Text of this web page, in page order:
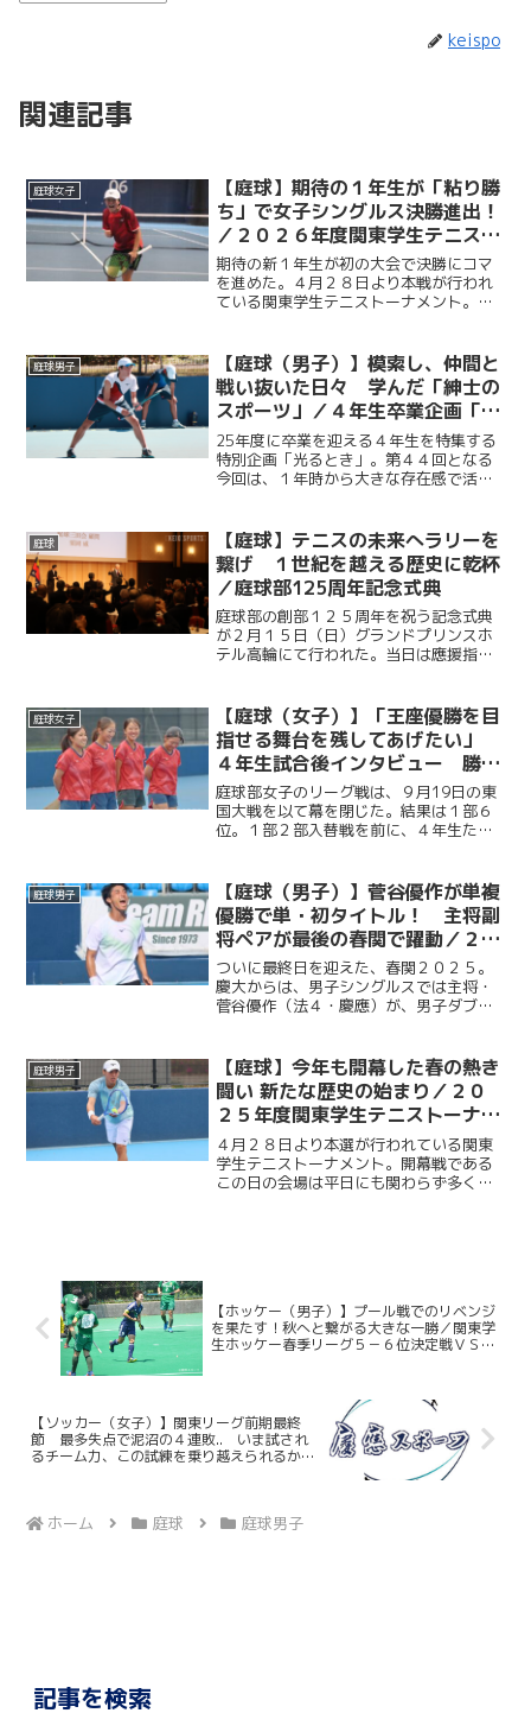
keispo
関連記事
庭球女子
【庭球】期待の１年生が「粘り勝
ち」で女子シングルス決勝進出！
／２０２６年度関東学生テニスト
ーナメント
期待の新１年生が初の大会で決勝にコマ
を進めた。４月２８日より本戦が行われ
ている関東学生テニストーナメント。大
さに加え最大１０メートルの強風が吹い
たこの日、内藤悠香（総政...
庭球男子
【庭球（男子）】模索し、仲間と
戦い抜いた日々 学んだ「紳士の
スポーツ」／４年生卒業企画「光
るとき」 No.44・菅谷優作
25年度に卒業を迎える４年生を特集する
特別企画「光るとき」。第４４回となる
今回は、１年時から大きな存在感で活躍
だからこそ語れるその思いに迫る。
庭球
【庭球】テニスの未来へラリーを
繋げ １世紀を越える歴史に乾杯
／庭球部125周年記念式典
庭球部の創部１２５周年を祝う記念式典
が２月１５日（日）グランドプリンスホ
テル高輪にて行われた。当日は應援指導
り、慶大庭球部の映えある実績と輝かし
い未来を象徴するような...
庭球女子
【庭球（女子）】「王座優勝を目
指せる舞台を残してあげたい」
４年生試合後インタビュー 勝利
掴めず１部６位で入替戦へ／関東
大学テニスリーグ1部vs東国大
庭球部女子のリーグ戦は、９月19日の東
国大戦を以て幕を閉じた。結果は１部６
位。１部２部入替戦を前に、４年生たち
今回は女子部４年生である、主将・大橋
麗美華選手（総４・光明...
庭球男子
【庭球（男子）】菅谷優作が単複
優勝で単・初タイトル！ 主将副
将ペアが最後の春関で躍動／２０
２５年関東学生テニストーナメン
ト大会（春関）
ついに最終日を迎えた、春関２０２５。
慶大からは、男子シングルスでは主将・
菅谷優作（法４・慶應）が、男子ダブル
シングルス決勝は、菅谷の１セットダウ
ンからスタート。それでも...
庭球男子
【庭球】今年も開幕した春の熱き
闘い 新たな歴史の始まり／２０
２５年度関東学生テニストーナメ
ント
４月２８日より本選が行われている関東
学生テニストーナメント。開幕戦である
この日の会場は平日にも関わらず多くの
【ホッケー（男子）】プール戦でのリベンジ
を果たす！秋へと繋がる大きな一勝／関東学
生ホッケー春季リーグ５－６位決定戦ＶＳ東
【ソッカー（女子）】関東リーグ前期最終
節 最多失点で泥沼の４連敗.. いま試され
るチーム力、この試練を乗り越えられるか
ホーム 庭球 庭球男子
記事を検索